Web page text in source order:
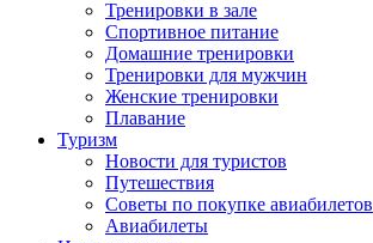
Тренировки в зале
Спортивное питание
Домашние тренировки
Тренировки для мужчин
Женские тренировки
Плавание
Туризм
Новости для туристов
Путешествия
Советы по покупке авиабилетов
Авиабилеты